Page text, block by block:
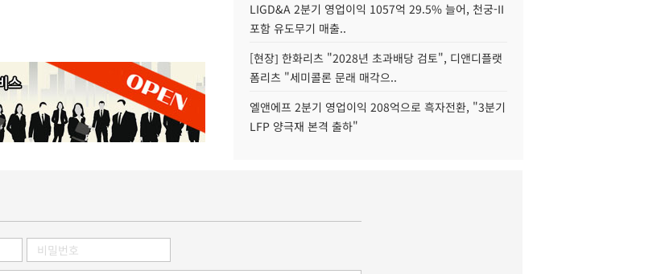
LIGD&A 2분기 영업이익 1057억 29.5% 늘어, 천궁-II
포함 유도무기 매출..
[현장] 한화리츠 "2028년 초과배당 검토", 디앤디플랫
폼리츠 "세미콜론 문래 매각으..
엘앤에프 2분기 영업이익 208억으로 흑자전환, "3분기
LFP 양극재 본격 출하"